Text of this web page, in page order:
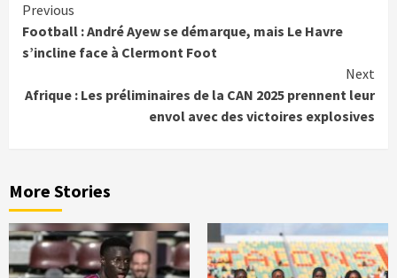
Continue
Reading
Previous
Football : André Ayew se démarque, mais Le Havre
s’incline face à Clermont Foot
Next
Afrique : Les préliminaires de la CAN 2025 prennent leur
envol avec des victoires explosives
More Stories